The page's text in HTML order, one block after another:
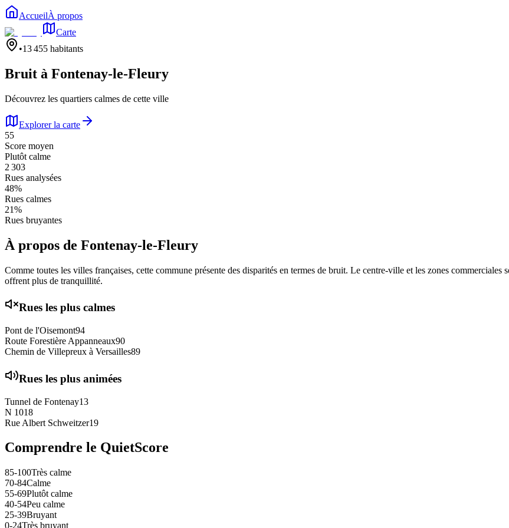
AccueilÀ propos
Carte
•13 455 habitants
Bruit à Fontenay-le-Fleury
Découvrez les quartiers calmes de cette ville
Explorer la carte
55
Score moyen
Plutôt calme
2 303
Rues analysées
48%
Rues calmes
21%
Rues bruyantes
À propos de Fontenay-le-Fleury
Comme toutes les villes françaises, cette commune présente des disparités en termes de bruit. Le centre-ville et les zones
offrent plus de tranquillité.
Rues les plus calmes
Pont de l'Oisemont94
Route Forestière Appanneaux90
Chemin de Villepreux à Versailles89
Rues les plus animées
Tunnel de Fontenay13
N 1018
Rue Albert Schweitzer19
Comprendre le QuietScore
85-100Très calme
70-84Calme
55-69Plutôt calme
40-54Peu calme
25-39Bruyant
0-24Très bruyant